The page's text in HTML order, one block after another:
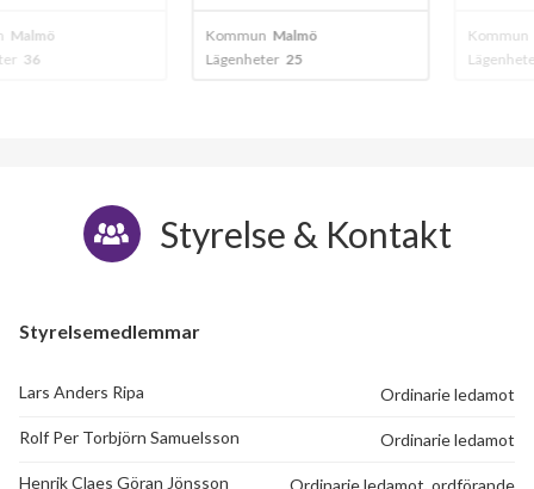
Kommun Malmö
Lägenheter 25
Kommun
Lägenheter 16
Styrelse & Kontakt
Styrelsemedlemmar
Lars Anders Ripa Ordinarie ledamot
Rolf Per Torbjörn Samuelsson Ordinarie ledamot
Henrik Claes Göran Jönsson Ordinarie ledamot, ordförande